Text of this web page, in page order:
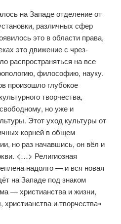
на Западе отделение от
различных сфер
это в области права,
это движение с чрез­
распространяться на все
философию, науку.
произо­шло глубокое
творчества,
но уже и
Этот уход культуры от
корней в общем
но раз начавшись, он вёл и
<…> Религиозная
надолго — и вся новая
на Западе под знаком
— христианства и жизни,
христианства и творчества»